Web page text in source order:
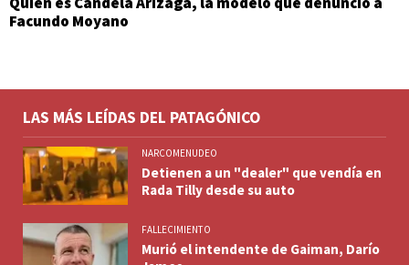
Facundo Moyano
LAS MÁS LEÍDAS DEL PATAGÓNICO
NARCOMENUDEO
Detienen a un "dealer" que vendía en
Rada Tilly desde su auto
FALLECIMIENTO
Murió el intendente de Gaiman, Darío